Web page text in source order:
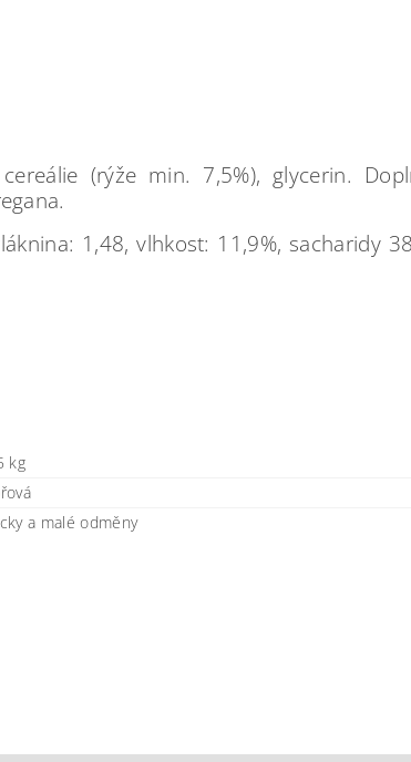
(rýže min. 7,5%), glycerin.
1,48, vlhkost: 11,9%, sacharidy
kg
a malé odměny